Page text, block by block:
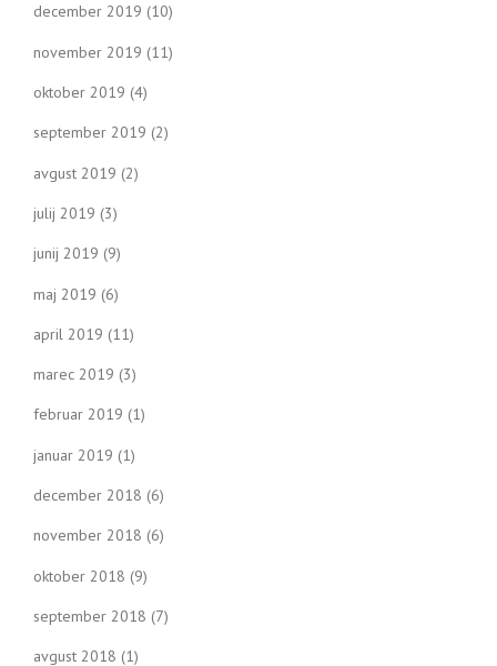
december 2019 (10)
november 2019 (11)
oktober 2019 (4)
september 2019 (2)
avgust 2019 (2)
julij 2019 (3)
junij 2019 (9)
maj 2019 (6)
april 2019 (11)
marec 2019 (3)
februar 2019 (1)
januar 2019 (1)
december 2018 (6)
november 2018 (6)
oktober 2018 (9)
september 2018 (7)
avgust 2018 (1)